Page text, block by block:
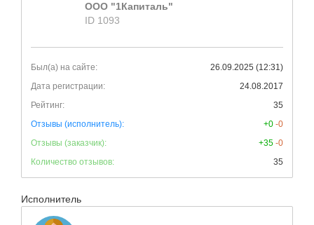
ООО "1Капиталь"
ID 1093
Был(а) на сайте:
26.09.2025 (12:31)
Дата регистрации:
24.08.2017
Рейтинг:
35
Отзывы (исполнитель):
+0 -0
Отзывы (заказчик):
+35 -0
Количество отзывов:
35
Исполнитель